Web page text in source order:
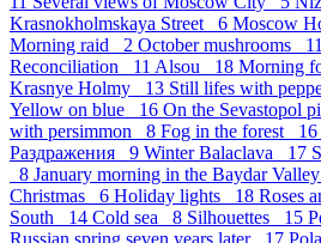
Krasnokholmskaya Street 6 Moscow
Morning raid 2 October mushrooms 11
Reconciliation 11 Alsou 18 Morning
Krasnye Holmy 13 Still lifes with
Yellow on blue 16 On the Sevastopol
with persimmon 8 Fog in the forest 16
Раздражения 9 Winter Balaclava 17
8 January morning in the Baydar
Christmas 6 Holiday lights 18 Roses
South 14 Cold sea 8 Silhouettes 15
Russian spring seven years later 17